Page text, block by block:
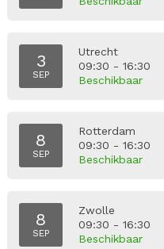
3
SEP
Utrecht
09:30 - 16:30
Beschikbaar
8
SEP
Rotterdam
09:30 - 16:30
Beschikbaar
8
SEP
Zwolle
09:30 - 16:30
Beschikbaar